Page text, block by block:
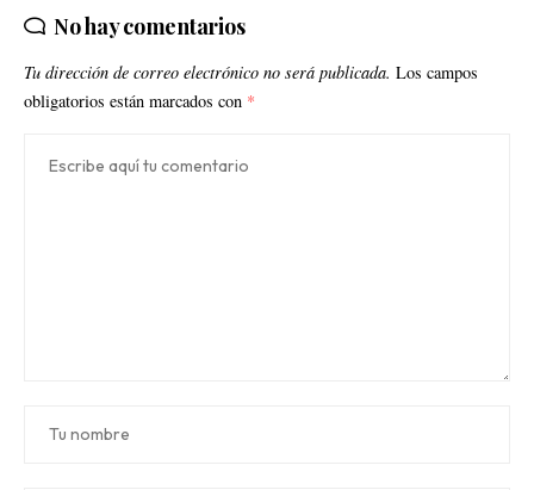
No hay comentarios
Tu dirección de correo electrónico no será publicada. Los campos
obligatorios están marcados con *